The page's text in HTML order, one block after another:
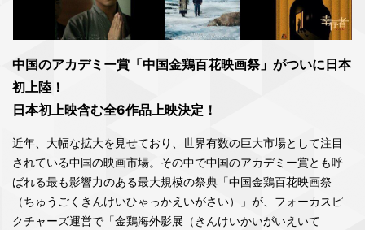
中国のアカデミー賞「中国金鶏百花映画祭」がついに日本
初上陸！
日本初上映含む全6作品上映決定！
近年、大幅な拡大を見せており、世界有数の巨大市場として注目
されている中国の映画市場。その中で中国のアカデミー賞とも呼
ばれる最も影響力のある最大規模の祭典「中国金鶏百花映画祭
（ちゅうごくきんけいひゃっかえいがさい）」が、フォーカスピ
クチャーズ運営で「金鶏海外影展（きんけいかいがいえいて